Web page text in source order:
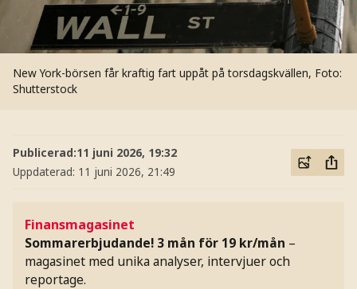
New York-börsen får kraftig fart uppåt på torsdagskvällen, Foto:
Shutterstock
Publicerad:11 juni 2026, 19:32
Uppdaterad: 11 juni 2026, 21:49
Finansmagasinet
Sommarerbjudande! 3 mån för 19 kr/mån –
magasinet med unika analyser, intervjuer och
reportage.